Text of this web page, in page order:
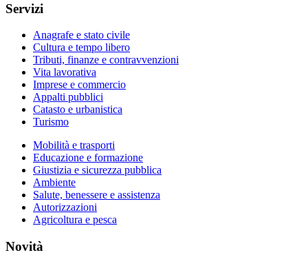
Servizi
Anagrafe e stato civile
Cultura e tempo libero
Tributi, finanze e contravvenzioni
Vita lavorativa
Imprese e commercio
Appalti pubblici
Catasto e urbanistica
Turismo
Mobilità e trasporti
Educazione e formazione
Giustizia e sicurezza pubblica
Ambiente
Salute, benessere e assistenza
Autorizzazioni
Agricoltura e pesca
Novità